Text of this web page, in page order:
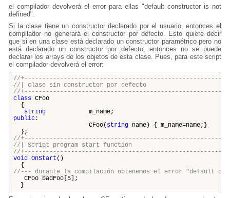
el compilador devolverá el error para ellas "default constructor is not
defined".
Si la clase tiene un constructor declarado por el usuario, entonces el
compilador no generará el constructor por defecto. Esto quiere decir
que si en una clase está declarado un constructor paramétrico pero no
está declarado un constructor por defecto, entonces no se puede
declarar los arrays de los objetos de esta clase. Pues, para este script
el compilador devolverá el error:
//
//| clase sin constructor por
//
class CFoo
{
string m_name;
public:
CFoo( string name) { m_name=name;}
};
//
//| Script program start
//
void OnStart ()
{
//--- durante la compilación obtenemos el error "default
CFoo badFoo[5];
}